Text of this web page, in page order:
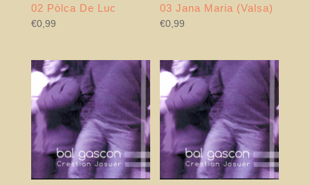
02 Pòlca De Luc
€0,99
03 Jana Maria (Valsa)
€0,99